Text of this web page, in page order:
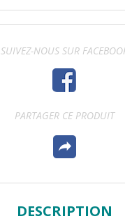
SUIVEZ-NOUS SUR
PARTAGER CE PRODUIT
DESCRIPTION